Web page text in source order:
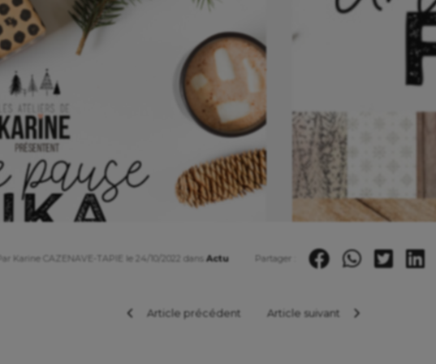
Par Karine CAZENAVE-TAPIE le 24/10/2022 dans Actu Partager :
Article précédent Article suivant